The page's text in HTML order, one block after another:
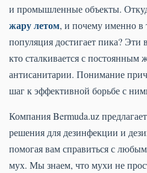
и промышленные объекты.
жару летом, и почему именно в
популяция достигает пика?
кто сталкивается с
антисанитарии. Понимание
шаг к эффективной борьбе с
Компания Bermuda.uz
решения для дезинфекции и
помогая вам справиться с
мух. Мы знаем, что мухи не